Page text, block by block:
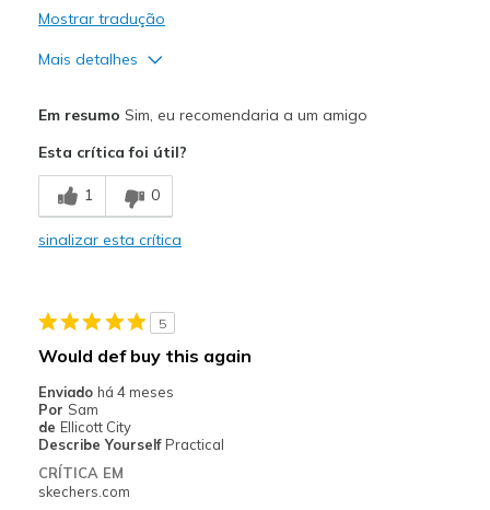
Mostrar tradução
Mais detalhes
Melhores utilizações
Casual Wear
View On Shoes
Shoes are for Wearing
Em resumo Sim, eu recomendaria a um amigo
Esta crítica foi útil?
1 0
sinalizar esta crítica
5
Would def buy this again
Enviado há 4 meses
Por Sam
de Ellicott City
Describe Yourself Practical
CRÍTICA EM
skechers.com